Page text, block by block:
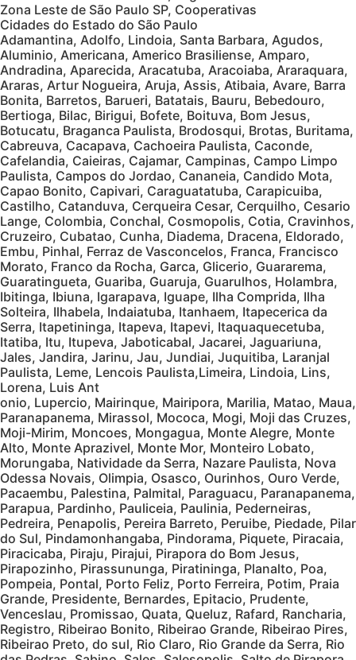
Zona Leste de São Paulo SP, Cooperativas
Cidades do Estado do São Paulo
Adamantina, Adolfo, Lindoia, Santa Barbara, Agudos,
Aluminio, Americana, Americo Brasiliense, Amparo,
Andradina, Aparecida, Aracatuba, Aracoiaba, Araraquara,
Araras, Artur Nogueira, Aruja, Assis, Atibaia, Avare, Barra
Bonita, Barretos, Barueri, Batatais, Bauru, Bebedouro,
Bertioga, Bilac, Birigui, Bofete, Boituva, Bom Jesus,
Botucatu, Braganca Paulista, Brodosqui, Brotas, Buritama,
Cabreuva, Cacapava, Cachoeira Paulista, Caconde,
Cafelandia, Caieiras, Cajamar, Campinas, Campo Limpo
Paulista, Campos do Jordao, Cananeia, Candido Mota,
Capao Bonito, Capivari, Caraguatatuba, Carapicuiba,
Castilho, Catanduva, Cerqueira Cesar, Cerquilho, Cesario
Lange, Colombia, Conchal, Cosmopolis, Cotia, Cravinhos,
Cruzeiro, Cubatao, Cunha, Diadema, Dracena, Eldorado,
Embu, Pinhal, Ferraz de Vasconcelos, Franca, Francisco
Morato, Franco da Rocha, Garca, Glicerio, Guararema,
Guaratingueta, Guariba, Guaruja, Guarulhos, Holambra,
Ibitinga, Ibiuna, Igarapava, Iguape, Ilha Comprida, Ilha
Solteira, Ilhabela, Indaiatuba, Itanhaem, Itapecerica da
Serra, Itapetininga, Itapeva, Itapevi, Itaquaquecetuba,
Itatiba, Itu, Itupeva, Jaboticabal, Jacarei, Jaguariuna,
Jales, Jandira, Jarinu, Jau, Jundiai, Juquitiba, Laranjal
Paulista, Leme, Lencois Paulista,Limeira, Lindoia, Lins,
Lorena, Luis Ant
onio, Lupercio, Mairinque, Mairipora, Marilia, Matao, Maua,
Paranapanema, Mirassol, Mococa, Mogi, Moji das Cruzes,
Moji-Mirim, Moncoes, Mongagua, Monte Alegre, Monte
Alto, Monte Aprazivel, Monte Mor, Monteiro Lobato,
Morungaba, Natividade da Serra, Nazare Paulista, Nova
Odessa Novais, Olimpia, Osasco, Ourinhos, Ouro Verde,
Pacaembu, Palestina, Palmital, Paraguacu, Paranapanema,
Parapua, Pardinho, Pauliceia, Paulinia, Pederneiras,
Pedreira, Penapolis, Pereira Barreto, Peruibe, Piedade, Pilar
do Sul, Pindamonhangaba, Pindorama, Piquete, Piracaia,
Piracicaba, Piraju, Pirajui, Pirapora do Bom Jesus,
Pirapozinho, Pirassununga, Piratininga, Planalto, Poa,
Pompeia, Pontal, Porto Feliz, Porto Ferreira, Potim, Praia
Grande, Presidente, Bernardes, Epitacio, Prudente,
Venceslau, Promissao, Quata, Queluz, Rafard, Rancharia,
Registro, Ribeirao Bonito, Ribeirao Grande, Ribeirao Pires,
Ribeirao Preto, do sul, Rio Claro, Rio Grande da Serra, Rio